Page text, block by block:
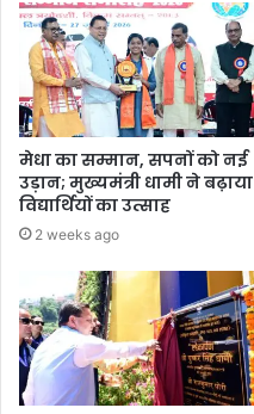
मेधा का सम्मान, सपनों को नई
उड़ान; मुख्यमंत्री धामी ने बढ़ाया
विद्यार्थियों का उत्साह
2 weeks ago